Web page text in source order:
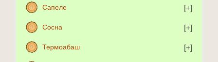
Сапеле
Сосна
Термоабаш